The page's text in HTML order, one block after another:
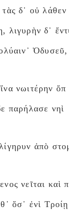
τὰς δ᾽ οὐ
λιγυρὴν δ᾽
νωιτέρην
παρήλασε νηὶ
ἀπὸ
νεῖται καὶ
ὅσ᾽ ἐνὶ